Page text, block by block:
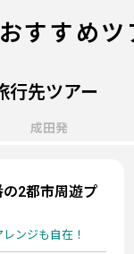
おすすめツ
行先ツアー
成田発
の2都市周遊プ
ンジも自在！